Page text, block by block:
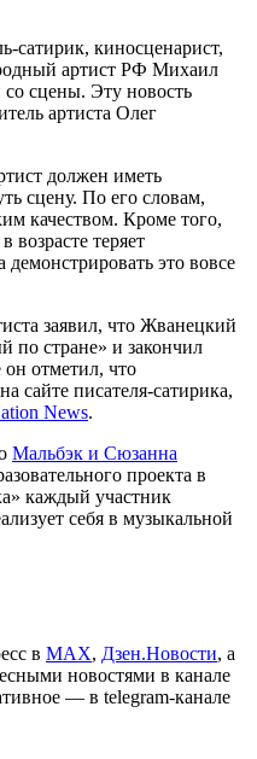
сатирик, киносценарист,
артист РФ Михаил
сцены. Эту новость
артиста Олег
должен иметь
сцену. По его словам,
качеством. Кроме того,
возрасте теряет
это вовсе
заявил, что Жванецкий
по стране» и закончил
отметил, что
сайте писателя-сатирика,
News.
Мальбэк и Сюзанна
проекта в
каждый участник
себя в музыкальной
в МАХ, Дзен.Новости, а
новостями в канале
— в telegram-канале